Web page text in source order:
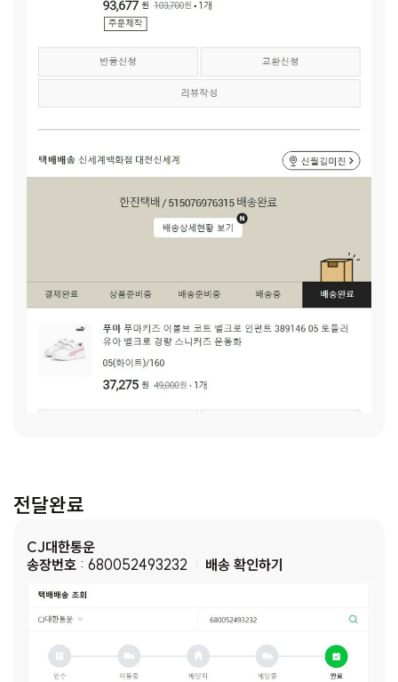
전달완료
CJ대한통운
송장번호 : 680052493232 배송 확인하기